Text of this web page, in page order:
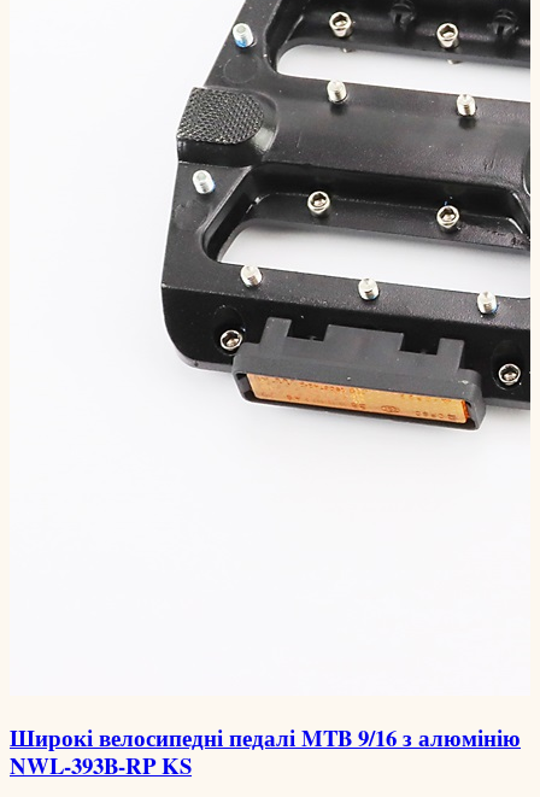
Широкі велосипедні педалі MTB 9/16 з алюмінію
NWL-393B-RP KS